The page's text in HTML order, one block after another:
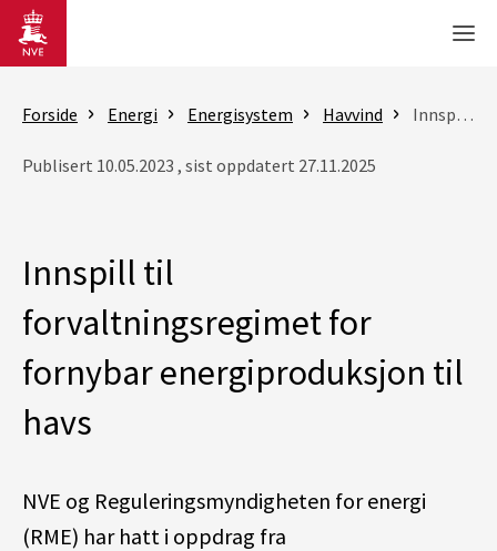
Gå til hovedinnhold
Forside Energi Energisystem Havvind Innspill til forvaltningsregimet for fornybar energiproduksjon til havs
Publisert 10.05.2023 , sist oppdatert 27.11.2025
Innspill til
forvaltningsregimet for
fornybar energiproduksjon til
havs
NVE og Reguleringsmyndigheten for energi
(RME) har hatt i oppdrag fra